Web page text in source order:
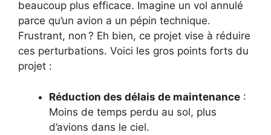
beaucoup plus efficace. Imagine un vol annulé
parce qu’un avion a un pépin technique.
Frustrant, non ? Eh bien, ce projet vise à réduire
ces perturbations. Voici les gros points forts du
projet :
Réduction des délais de maintenance :
Moins de temps perdu au sol, plus
d’avions dans le ciel.